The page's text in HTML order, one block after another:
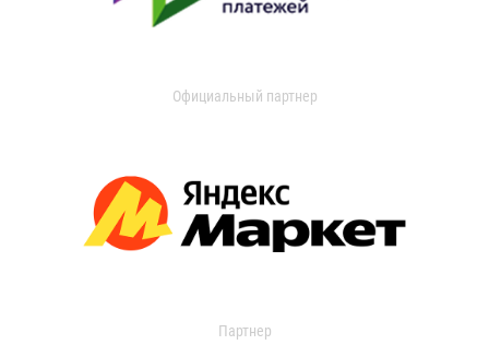
Официальный партнер
Партнер